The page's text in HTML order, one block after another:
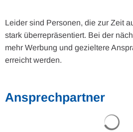
Leider sind Personen, die zur Zeit
stark überrepräsentiert. Bei der
mehr Werbung und gezieltere
erreicht werden.
Ansprechpartner